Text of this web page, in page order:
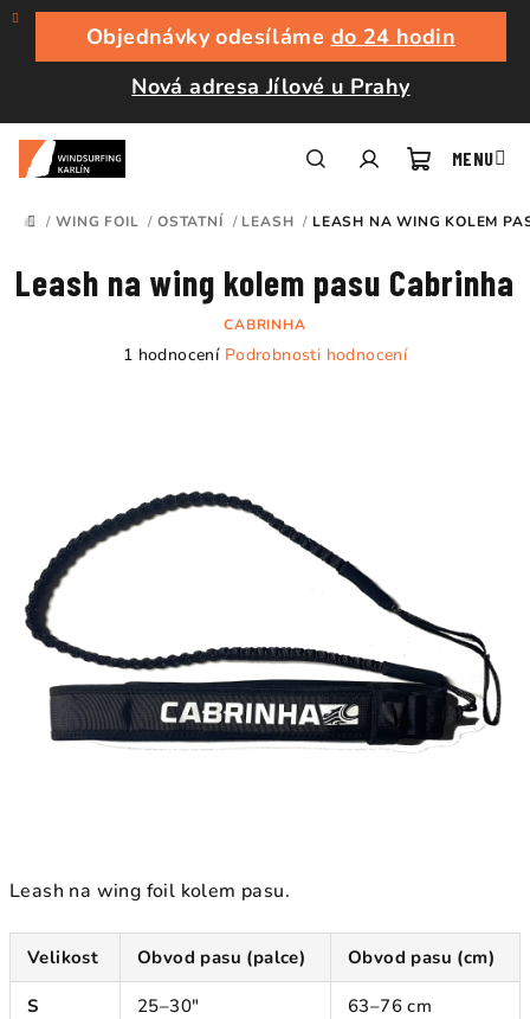
Přejít
obsah
Objednávky odesíláme do 24 hodin
Nová adresa Jílové u Prahy
košík
DOMŮ
/ WING FOIL / OSTATNÍ / LEASH / LEASH NA WING KOLEM
Leash na wing foil kolem pasu.
Velikost Obvod pasu (palce) Obvod pasu (cm)
S 25–30" 63–76 cm
Leash na wing kolem pasu Cabrinha
CABRINHA
Průměrné
hvězdiček.
1 hodnocení Podrobnosti hodnocení